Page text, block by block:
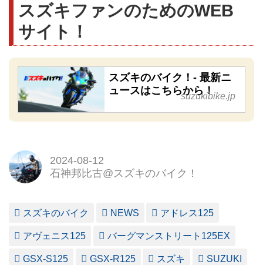
スズキファンのためのWEB
サイト！
スズキのバイク！- 最新ニ
ュースはこちらから！
suzukibike.jp
2024-08-12
石神邦比古@スズキのバイク！
スズキのバイク NEWS アドレス125
アヴェニス125 バーグマンストリート125EX
GSX-S125 GSX-R125 スズキ SUZUKI